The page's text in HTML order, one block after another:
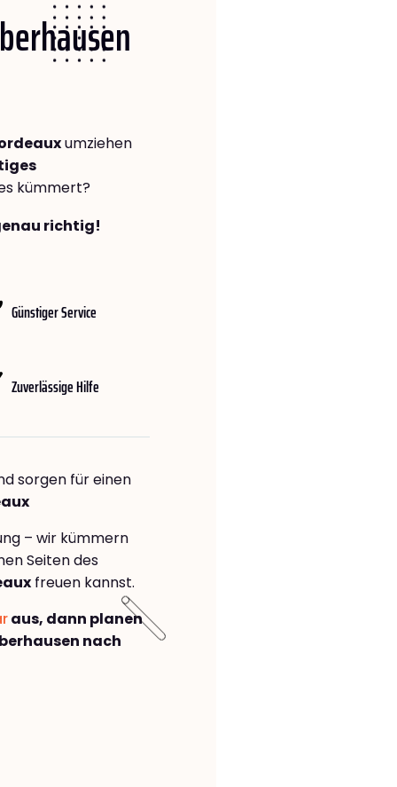
umziehen
kümmert?
richtig!
Günstiger Service
Zuverlässige Hilfe
sorgen für einen
– wir kümmern
Seiten des
freuen kannst.
aus, dann planen
nach